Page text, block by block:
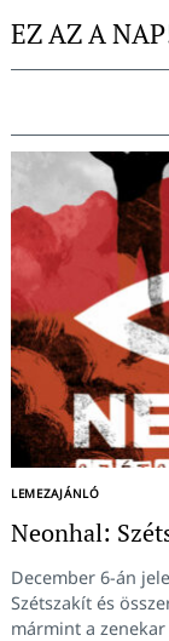
toEZ AZ A
LEMEZAJÁNLÓ
Neonhal:
December 6-án
Szétszakít és
mármint a